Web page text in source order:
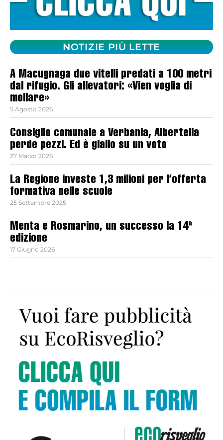
NOTIZIE PIÙ LETTE
A Macugnaga due vitelli predati a 100 metri
dal rifugio. Gli allevatori: «Vien voglia di
mollare»
5 Agosto 2026
Consiglio comunale a Verbania, Albertella
perde pezzi. Ed è giallo su un voto
27 Marzo 2026
La Regione investe 1,3 milioni per l’offerta
formativa nelle scuole
25 Settembre 2025
Menta e Rosmarino, un successo la 14ª
edizione
17 Giugno 2026